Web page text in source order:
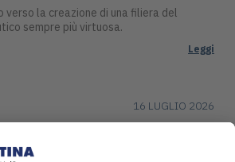
verso la creazione di una filiera del
sempre più virtuosa.
Leggi
16 LUGLIO 2026